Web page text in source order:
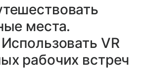
места.
VR
рабочих встреч